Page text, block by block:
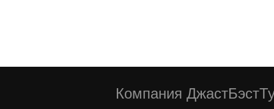
Компания